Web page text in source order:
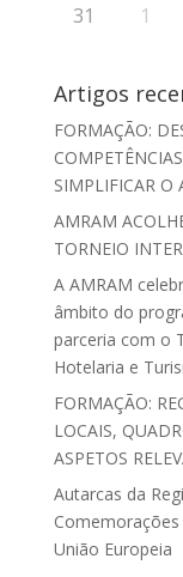
31 1
Artigos
FORMAÇÃO:
SIMPLIFICAR O
AMRAM
TORNEIO
A AMRAM
âmbito do
parceria com o
Hotelaria e
FORMAÇÃO:
LOCAIS,
ASPETOS
Autarcas da
União Europeia